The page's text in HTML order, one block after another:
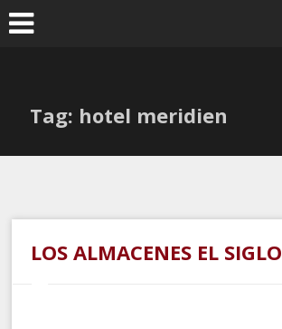
Ir
al
Tag: hotel meridien
LOS ALMACENES EL SIGLO